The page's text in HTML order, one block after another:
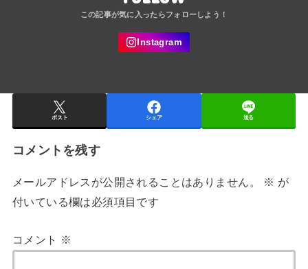
ポスト シェア 送る
コメントを残す
メールアドレスが公開されることはありません。 ※ が
付いている欄は必須項目です
コメント ※